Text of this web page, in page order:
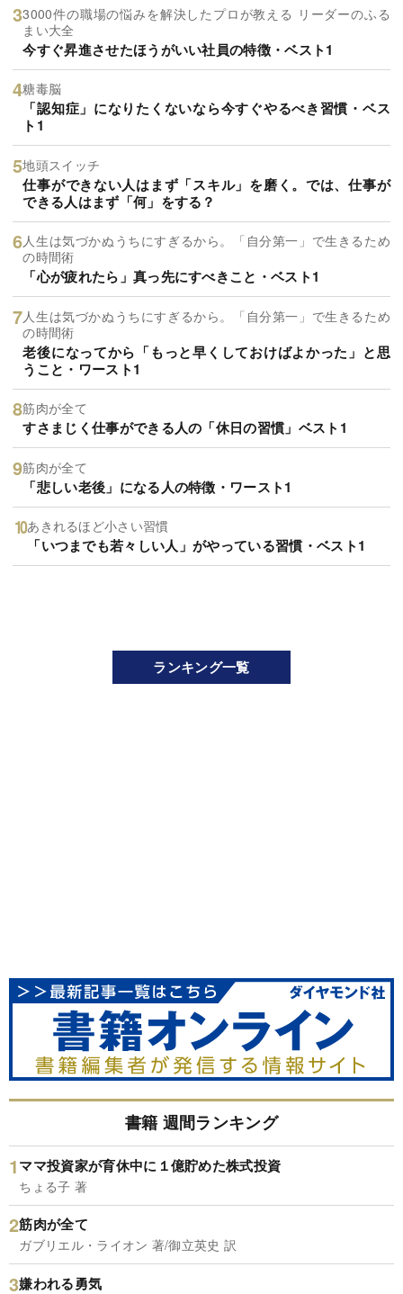
3000件の職場の悩みを解決したプロが教える リーダーのふる
まい大全
今すぐ昇進させたほうがいい社員の特徴・ベスト1
糖毒脳
「認知症」になりたくないなら今すぐやるべき習慣・ベス
ト1
地頭スイッチ
仕事ができない人はまず「スキル」を磨く。では、仕事が
できる人はまず「何」をする？
人生は気づかぬうちにすぎるから。「自分第一」で生きるため
の時間術
「心が疲れたら」真っ先にすべきこと・ベスト1
人生は気づかぬうちにすぎるから。「自分第一」で生きるため
の時間術
老後になってから「もっと早くしておけばよかった」と思
うこと・ワースト1
筋肉が全て
すさまじく仕事ができる人の「休日の習慣」ベスト1
筋肉が全て
「悲しい老後」になる人の特徴・ワースト1
あきれるほど小さい習慣
「いつまでも若々しい人」がやっている習慣・ベスト1
ランキング一覧
書籍 週間ランキング
ママ投資家が育休中に１億貯めた株式投資
ちょる子 著
筋肉が全て
ガブリエル・ライオン 著/御立英史 訳
嫌われる勇気